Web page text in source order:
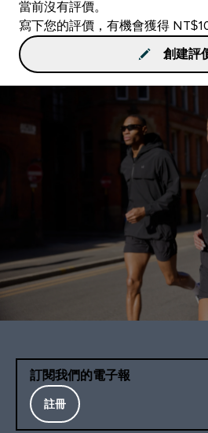
當前沒有評價。
寫下您的評價，有機會獲得
創建評
訂閱我們的電子報
註冊